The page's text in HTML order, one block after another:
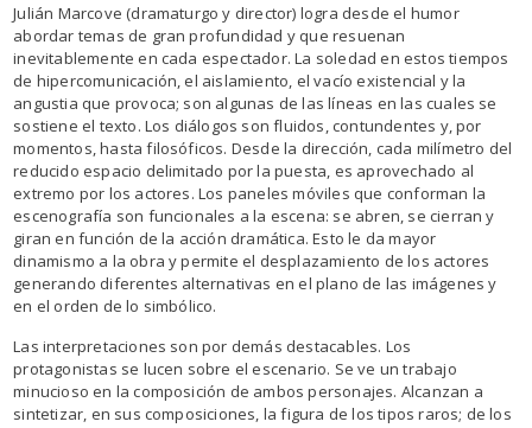
Julián Marcove (dramaturgo y director) logra desde el humor
abordar temas de gran profundidad y que resuenan
inevitablemente en cada espectador. La soledad en estos tiempos
de hipercomunicación, el aislamiento, el vacío existencial y la
angustia que provoca; son algunas de las líneas en las cuales se
sostiene el texto. Los diálogos son fluidos, contundentes y, por
momentos, hasta filosóficos. Desde la dirección, cada milímetro del
reducido espacio delimitado por la puesta, es aprovechado al
extremo por los actores. Los paneles móviles que conforman la
escenografía son funcionales a la escena: se abren, se cierran y
giran en función de la acción dramática. Esto le da mayor
dinamismo a la obra y permite el desplazamiento de los actores
generando diferentes alternativas en el plano de las imágenes y
en el orden de lo simbólico.
Las interpretaciones son por demás destacables. Los
protagonistas se lucen sobre el escenario. Se ve un trabajo
minucioso en la composición de ambos personajes. Alcanzan a
sintetizar, en sus composiciones, la figura de los tipos raros; de los